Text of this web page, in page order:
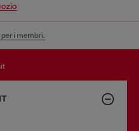
per i membri.